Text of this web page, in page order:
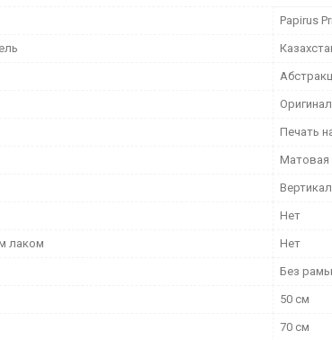
Papirus
Оригинал
Печать
Матовая
Нет
лаком Нет
Без рамы
50 см
70 см